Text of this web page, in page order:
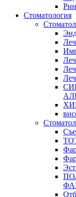
Стоматология